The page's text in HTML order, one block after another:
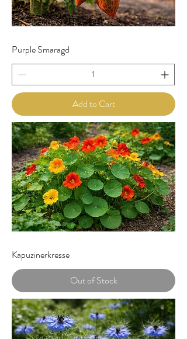
Purple Smaragd
Add to Cart
Kapuzinerkresse
Out of Stock